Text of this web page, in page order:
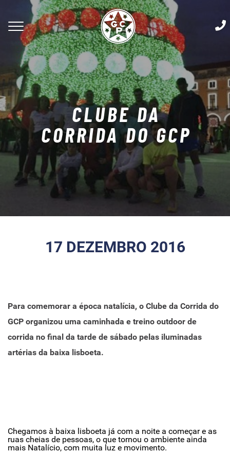
CLUBE DA
CORRIDA DO GCP
17 DEZEMBRO 2016
Para comemorar a época natalícia, o Clube da Corrida do
GCP organizou uma caminhada e treino outdoor de
corrida no final da tarde de sábado pelas iluminadas
artérias da baixa lisboeta.
Chegamos à baixa lisboeta já com a noite a começar e as
ruas cheias de pessoas, o que tornou o ambiente ainda
mais Natalício, com muita luz e movimento.